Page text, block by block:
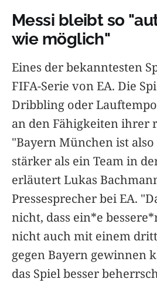
Messi bleibt so
wie möglich"
Eines der bekanntesten
FIFA-Serie von EA. Die
Dribbling oder
an den Fähigkeiten ihrer
"Bayern München ist
stärker als ein Team in
erläutert Lukas
Pressesprecher bei EA.
nicht, dass ein*e
nicht auch mit einem
gegen Bayern gewinnen
das Spiel besser